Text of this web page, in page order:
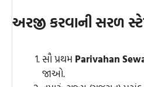
અરજી કરવાની સરળ
સૌ પ્રથમ Parivahan
જાઓ.